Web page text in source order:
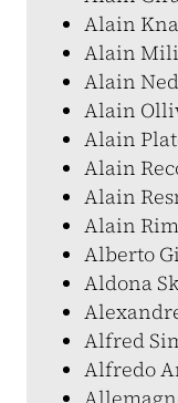
Alain
Alain
Alain
Alain
Alain
Alain
Alain
Alain
Alberto
Aldona
Alfred
Alfredo